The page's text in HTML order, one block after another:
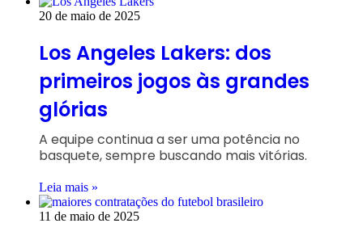
20 de maio de 2025
Los Angeles Lakers: dos
primeiros jogos às grandes
glórias
A equipe continua a ser uma potência no
basquete, sempre buscando mais vitórias.
Leia mais »
11 de maio de 2025